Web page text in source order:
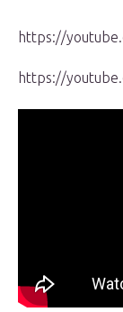
https://
https://